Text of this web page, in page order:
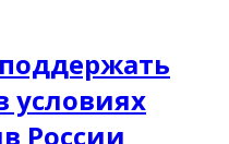
условиях
России